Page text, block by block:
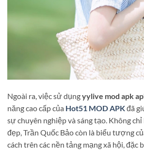
Ngoài ra, việc sử dụngyylive mod apk
năng cao cấp của Hot51 MOD APKđã
sự chuyên nghiệp và sáng tạo. Không
đẹp, Trần Quốc Bảo còn là biểu tượng
cách trên các nền tảng mạng xã hội, đặc